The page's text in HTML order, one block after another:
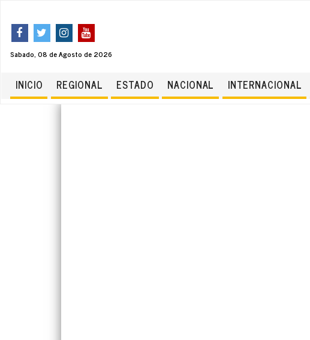
Sabado, 08 de Agosto de 2026
INICIO REGIONAL ESTADO NACIONAL INTERNACIONAL